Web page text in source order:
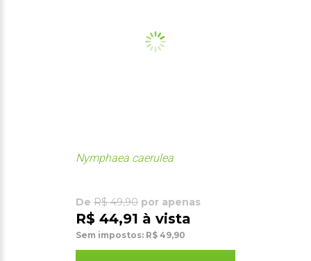
Nymphaea caerulea
De R$ 49,90 por apenas
R$ 44,91 à vista
Sem impostos: R$ 49,90